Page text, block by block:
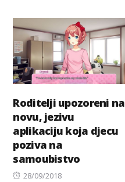
Roditelji upozoreni na
novu, jezivu
aplikaciju koja djecu
poziva na
samoubistvo
Posted
28/09/2018